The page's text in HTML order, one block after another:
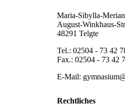
Maria-Sibylla-
August-Winkhaus-
48291 Telgte
Tel.: 02504 - 73 42
Fax.: 02504 - 73 42
E-Mail:
Rechtliches